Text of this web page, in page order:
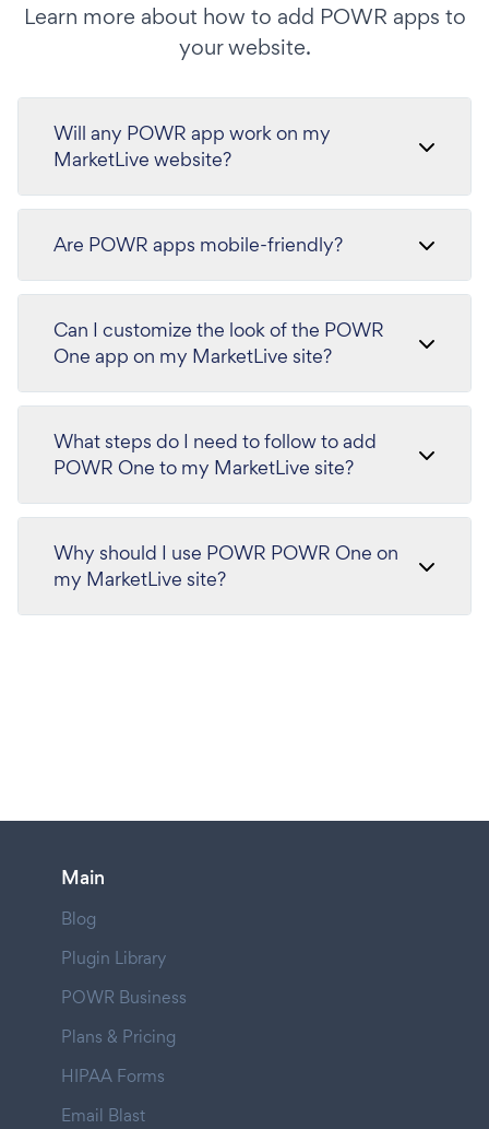
Learn more about how to add POWR apps to
your website.
Will any POWR app work on my
MarketLive website?
Are POWR apps mobile-friendly?
Can I customize the look of the POWR
One app on my MarketLive site?
What steps do I need to follow to add
POWR One to my MarketLive site?
Why should I use POWR POWR One on
my MarketLive site?
Main
Blog
Plugin Library
POWR Business
Plans & Pricing
HIPAA Forms
Email Blast